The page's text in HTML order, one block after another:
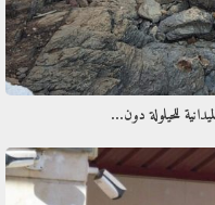
للحيلولة دون…